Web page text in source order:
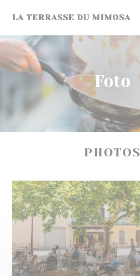
LA TERRASSE DU MIMOSA
Foto
PHOTOS